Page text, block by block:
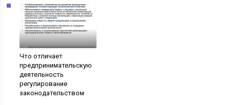
Что отличает
предпринимательскую
деятельность
регулирование
законодательством